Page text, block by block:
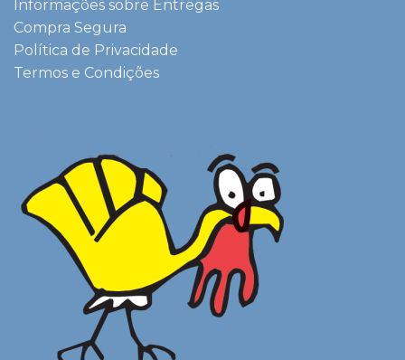
Informações sobre Entregas
Compra Segura
Política de Privacidade
Termos e Condições